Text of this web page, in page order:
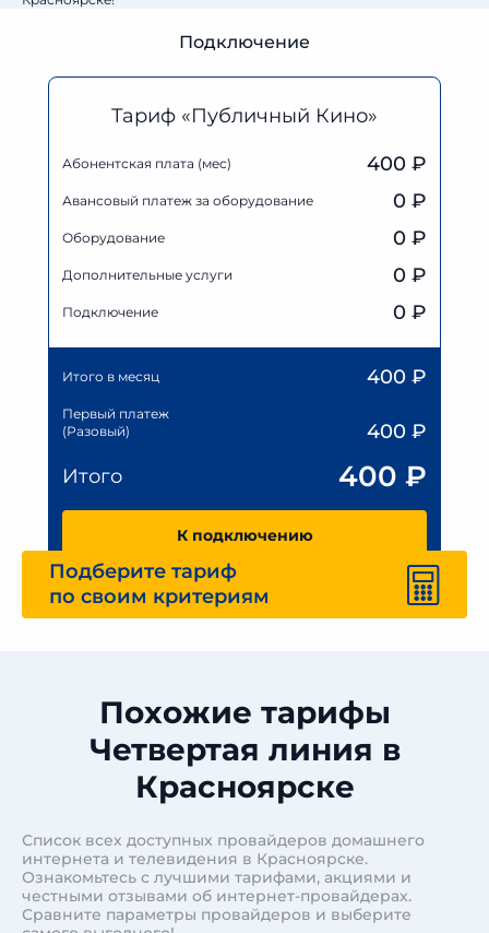
Подключение
Тариф «Публичный Кино»
Абонентская плата (мес) 400 ₽
Авансовый платеж за оборудование 0 ₽
Оборудование 0 ₽
Дополнительные услуги 0 ₽
Подключение 0 ₽
Итого в месяц 400 ₽
Первый платеж
(Разовый)
400 ₽
Итого
400 ₽
К подключению
Подберите тариф
по своим критериям
Похожие тарифы
Четвертая линия в
Красноярске
Список всех доступных провайдеров домашнего
интернета и телевидения в Красноярске.
Ознакомьтесь с лучшими тарифами, акциями и
честными отзывами об интернет-провайдерах.
Сравните параметры провайдеров и выберите